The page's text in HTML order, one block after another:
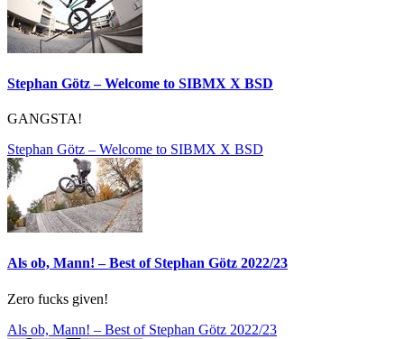
Stephan Götz – Welcome to SIBMX X BSD
GANGSTA!
Stephan Götz – Welcome to SIBMX X BSD
Als ob, Mann! – Best of Stephan Götz 2022/23
Zero fucks given!
Als ob, Mann! – Best of Stephan Götz 2022/23